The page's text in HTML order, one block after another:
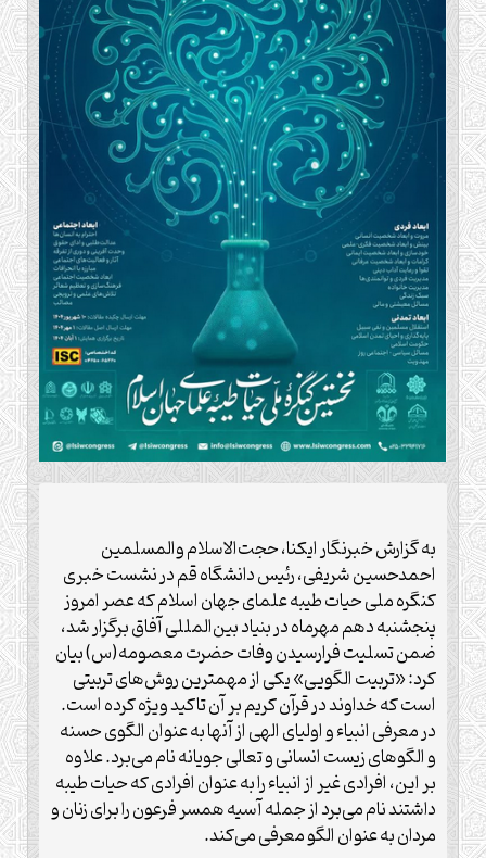
به گزارش خبرنگار ایکنا، حجت‌الاسلام والمسلمین
احمدحسین شریفی، رئیس دانشگاه قم در نشست خبری
کنگره ملی حیات طیبه علمای جهان اسلام که عصر امروز
پنجشنبه دهم مهرماه در بنیاد بین‌المللی آفاق برگزار شد،
ضمن تسلیت فرارسیدن وفات حضرت معصومه(س) بیان
کرد: «تربیت الگویی» یکی از مهمترین روش‌های تربیتی
است که خداوند در قرآن کریم بر آن تاکید ویژه کرده است.
در معرفی انبیاء و اولیای الهی از آنها به عنوان الگوی حسنه
و الگو‌های زیست انسانی و تعالی جویانه نام می‌برد. علاوه
بر این، افرادی غیر از انبیاء را به عنوان افرادی که حیات طیبه
داشتند نام می‌برد از جمله آسیه همسر فرعون را برای زنان و
مردان به عنوان الگو معرفی می‌کند.